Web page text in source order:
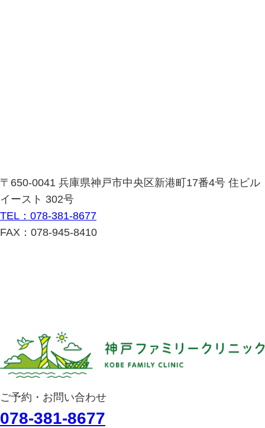
〒650-0041 兵庫県神戸市中央区新港町17番4号 住ビル
イースト 302号
TEL：078-381-8677
FAX：078-945-8410
ご予約・お問い合わせ
078-381-8677